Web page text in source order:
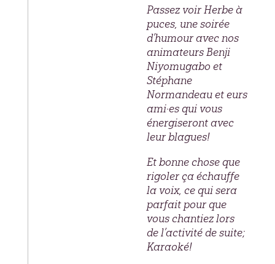
Passez voir Herbe à
puces, une soirée
d’humour avec nos
animateurs Benji
Niyomugabo et
Stéphane
Normandeau et eurs
ami·es qui vous
énergiseront avec
leur blagues!
Et bonne chose que
rigoler ça échauffe
la voix, ce qui sera
parfait pour que
vous chantiez lors
de l’activité de suite;
Karaoké!